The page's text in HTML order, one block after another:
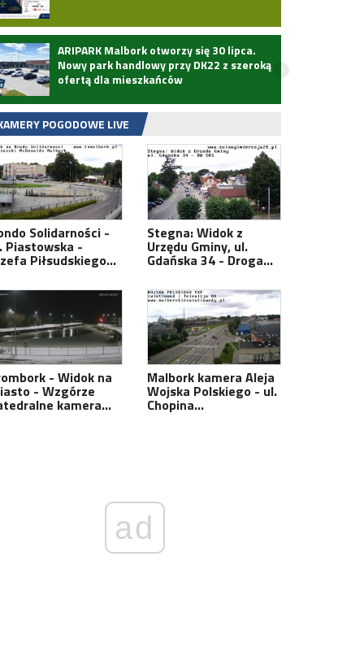
ARIPARK Malbork otworzy się 30 lipca.
Nowy park handlowy przy DK22 z szeroką
ofertą dla mieszkańców
POGODOWE LIVE
Solidarności -
Piastowska -
Piłsudskiego…
Stegna: Widok z
Urzędu Gminy, ul.
Gdańska 34 - Droga…
- Widok na
- Wzgórze
kamera…
Malbork kamera Aleja
Wojska Polskiego - ul.
Chopina…
ad